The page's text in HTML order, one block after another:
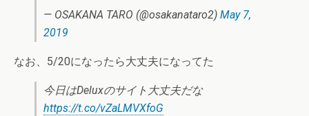
— OSAKANA TARO (@osakanataro2) May 7,
2019
なお、5/20になったら大丈夫になってた
今日はDeluxのサイト大丈夫だな
https://t.co/vZaLMVXfoG